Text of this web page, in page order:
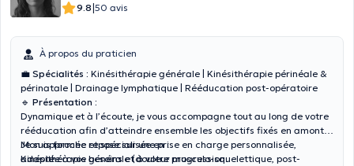
9.8|50 avis
À propos du praticien
💼 Spécialités : Kinésithérapie générale | Kinésithérapie périnéale &
périnatale | Drainage lymphatique | Rééducation post-opératoire
🔹 Présentation :
Dynamique et à l’écoute, je vous accompagne tout au long de votre
rééducation afin d’atteindre ensemble les objectifs fixés en amont.
Mon approche repose sur une prise en charge personnalisée,
adaptée à vos besoins et à votre progression.
Je suis formée et spécialisée en :
Kinésithérapie générale (douleur musculo-squelettique, post-